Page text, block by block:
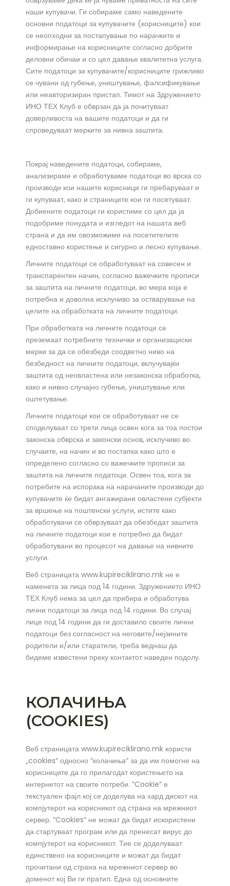
наши купувачи. Ги собираме само наведените
основни податоци за купувачите (корисниците) кои
се неопходни за постапување по нарачките и
информирање на корисниците согласно добрите
деловни обичаи и со цел давање квалитетна услуга.
Сите податоци за купувачите/корисниците грижливо
се чувани од губење, уништување, фалсификување
или неавторизиран пристап. Тимот наЗдружението
ИНО ТЕХ Клуб е обврзан да ја почитуваат
доверливоста на вашите податоци и да ги
спроведуваат мерките за нивна заштита.
Покрај наведените податоци, собираме,
анализираме и обработуваме податоци во врска со
производи кои нашите корисници ги пребаруваат и
ги купуваат, како и страниците кои ги посетуваат.
Добиените податоци ги користиме со цел да ја
подобриме понудата и изгледот на нашата веб
страна и да им овозможиме на посетителите
едноставно користење и сигурно и лесно купување.
Личните податоци се обработуваат на совесен и
транспарентен начин, согласно важечките прописи
за заштита на личните податоци, во мера која е
потребна и доволна исклучиво за остварување на
целите на обработката на личните податоци.
При обработката на личните податоци се
преземаат потребните технички и организациски
мерки за да се обезбеди соодветно ниво на
безбедност на личните податоци, вклучувајќи
заштита од неовластена или незаконска обработка,
како и нивно случајно губење, уништување или
оштетување.
Личните податоци кои се обработуваат не се
споделуваат со трети лица освен кога за тоа постои
законска обврска и законски основ, исклучиво во
случаите, на начин и во постапка како што е
определено согласно со важечките прописи за
заштита на личните податоци. Освен тоа, кога за
потребите на испорака на нарачаните производи до
купувачите ќе бидат ангажирани овластени субјекти
за вршење на поштенски услуги, истите како
обработувачи се обврзуваат да обезбедат заштита
на личните податоци кои е потребно да бидат
обработувани во процесот на давање на нивните
услуги.
Веб страницата www.kupireciklirano.mk не е
наменета за лица под 14 години. Здружението ИНО
ТЕХ Клуб нема за цел да прибира и обработува
лични податоци за лица под 14 години. Во случај
лице под 14 години да ги доставило своите лични
податоци без согласност на неговите/нејзините
родители и/или старатели, треба веднаш да
бидеме известени преку контактот наведен подолу.
КОЛАЧИЊА
(COOKIES)
Веб страницата www.kupireciklirano.mk користи
„cookies“ односно “колачиња“ за да им помогне на
корисниците да го прилагодат користењето на
интернетот на своите потреби. “Cookie“ е
текстуален фајл кој се доделува на хард дискот на
компјутерот на корисникот од страна на мрежниот
сервер. “Cookies“ не можат да бидат искористени
да стартуваат програм или да пренесат вирус до
компјутерот на корисникот. Тие се доделуваат
единствено на корисниците и можат да бидат
прочитани од страна на мрежниот сервер во
доменот кој Ви ги пратил. Една од основните